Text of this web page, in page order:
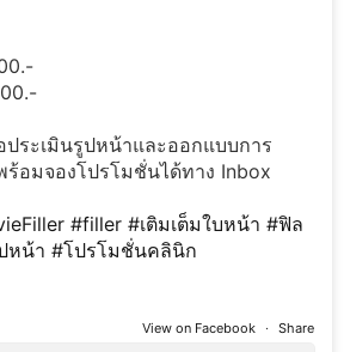
ระเมินรูปหน้าและออกแบบการ
อมจองโปรโมชั่นได้ทาง Inbox
#filler #เติมเต็มใบหน้า #ฟิล
หน้า #โปรโมชั่นคลินิก
View on Facebook · Share